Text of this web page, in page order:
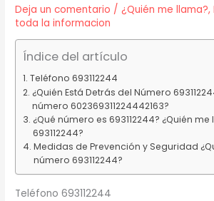
Deja un comentario /¿Quién me llama?,
toda la informacion
Índice del artículo
Teléfono 693112244
¿Quién Está Detrás del Número
número 602369311224442163?
¿Qué número es 693112244? ¿Quién
693112244?
Medidas de Prevención y Seguridad
número 693112244?
Teléfono 693112244